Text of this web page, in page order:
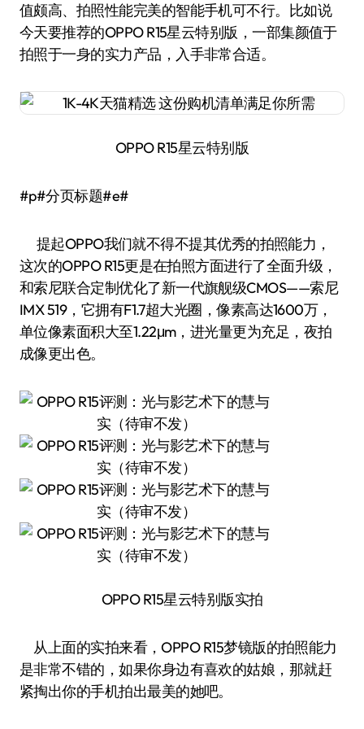
值颇高、拍照性能完美的智能手机可不行。比如说
今天要推荐的OPPO R15星云特别版，一部集颜值于
拍照于一身的实力产品，入手非常合适。
OPPO R15星云特别版
#p#分页标题#e#
提起OPPO我们就不得不提其优秀的拍照能力，
这次的OPPO R15更是在拍照方面进行了全面升级，
和索尼联合定制优化了新一代旗舰级CMOS——索尼
IMX 519，它拥有F1.7超大光圈，像素高达1600万，
单位像素面积大至1.22μm，进光量更为充足，夜拍
成像更出色。
OPPO R15星云特别版实拍
从上面的实拍来看，OPPO R15梦镜版的拍照能力
是非常不错的，如果你身边有喜欢的姑娘，那就赶
紧掏出你的手机拍出最美的她吧。